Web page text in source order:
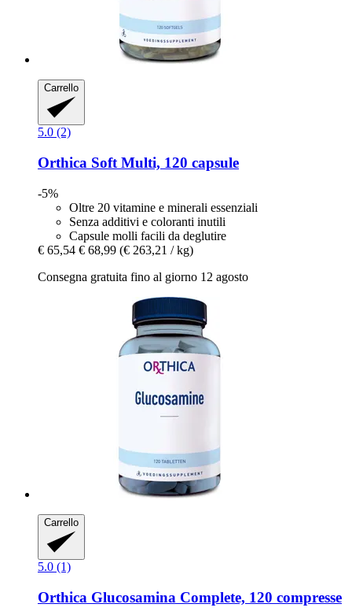
Carrello
5.0 (2)
Orthica Soft Multi, 120 capsule
-5%
Oltre 20 vitamine e minerali essenziali
Senza additivi e coloranti inutili
Capsule molli facili da deglutire
€ 65,54 € 68,99 (€ 263,21 / kg)
Consegna gratuita fino al giorno 12 agosto
Carrello
5.0 (1)
Orthica Glucosamina Complete, 120 compresse